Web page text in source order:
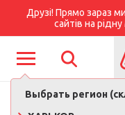
Друзі! Прямо зараз
сайтів на
Выбрать регион